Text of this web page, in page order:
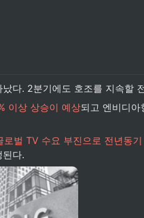
다. 2분기에도 호조를 지속할
이상 상승이 예상되고 엔비디아
로벌 TV 수요 부진으로 전년동기
다.